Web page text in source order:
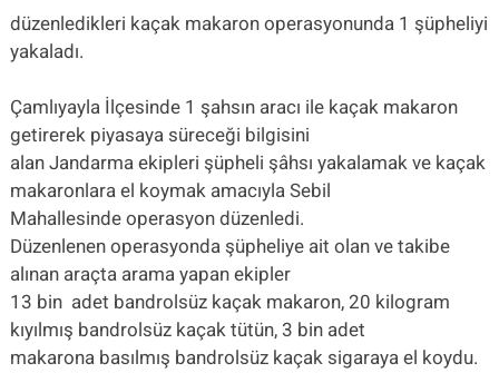
düzenledikleri kaçak makaron operasyonunda 1 şüpheliyi
yakaladı.
Çamlıyayla İlçesinde 1 şahsın aracı ile kaçak makaron
getirerek piyasaya süreceği bilgisini
alan Jandarma ekipleri şüpheli şâhsı yakalamak ve kaçak
makaronlara el koymak amacıyla Sebil
Mahallesinde operasyon düzenledi.
Düzenlenen operasyonda şüpheliye ait olan ve takibe
alınan araçta arama yapan ekipler
13 bin adet bandrolsüz kaçak makaron, 20 kilogram
kıyılmış bandrolsüz kaçak tütün, 3 bin adet
makarona basılmış bandrolsüz kaçak sigaraya el koydu.